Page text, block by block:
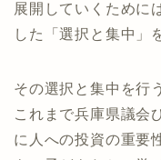
展開していくために
した「選択と集中」
その選択と集中を行
これまで兵庫県議会
に人への投資の重要